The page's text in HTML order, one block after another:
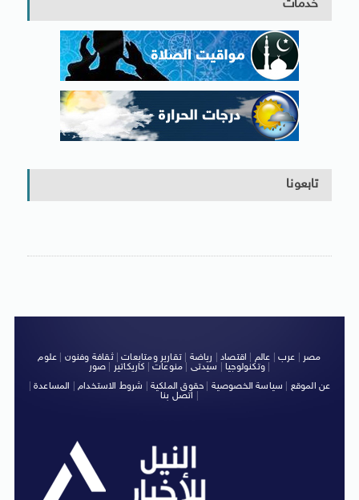
خدمات
تابعونا
مصر عرب عالم اقتصاد رياضة |تقارير ومتابعات|ثقافة وفنون
علوم
وتكنولوجيا| سيدتى منوعات كاريكاتير صور
|
عن الموقع
سياسة الخصوصية حقوق الملكية شروط الاستخدام| المساعدة|
اتصل بنا